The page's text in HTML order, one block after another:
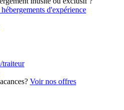
d'expérience
traiteur
Voir nos offres